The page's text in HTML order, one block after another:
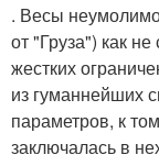
. Весы неумолимо
от "Груза") как
жестких
из гуманнейших
параметров, к
заключалась в